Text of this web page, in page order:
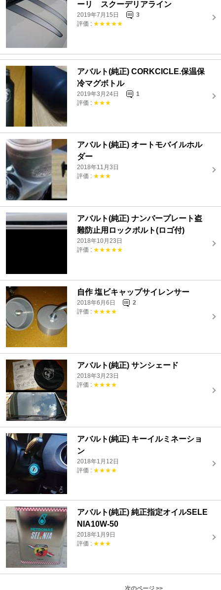
ーリ スクーデリアライン
2019年7月15日
3
評価 : ★★★★★
アバルト(純正) CORKCICLE.保温保
冷マグボトル
2019年3月24日
1
評価 : ★★★
アバルト(純正) オートモバイルホル
ダー
2018年11月3日
評価 : ★★★
アバルト(純正) ナンバープレート盗
難防止用ロックボルト(ロゴ付)
2018年10月23日
評価 : ★★★★★
自作 塩ビキャップサイレンサー
2018年6月6日
2
評価 : ★★★★
アバルト(純正) サンシェード
2018年3月23日
評価 : ★★★★
アバルト(純正) キーイルミネーショ
ン
2018年1月12日
評価 : ★★★★
アバルト(純正) 純正指定オイルSELE
NIA10W-50
2018年1月9日
評価 : ★★★
次のページ >>